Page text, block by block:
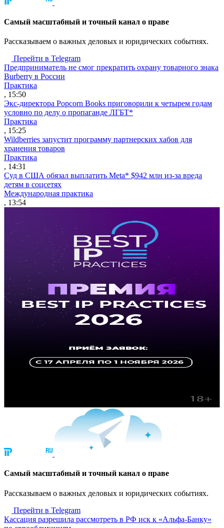
Cамый масштабный и точный канал о праве
Рассказываем о важных деловых и юридических событиях.
Перейти в Telegram
Предприниматель не смог прекратить охрану товарного знака
Burberry в России
Практика
, 15:50
Экс-директора Popcorn Books приговорили к четырем годам
условно по делу о пропаганде ЛГБТ*
Практика
, 15:25
Wildberries запустит программу партнерских хабов для
хранения товаров
Практика
, 14:31
Суд в США обязал выплатить Meta* $942 млн из-за вреда
детям в соцсетях
Международная практика
, 13:54
Cамый масштабный и точный канал о праве
Рассказываем о важных деловых и юридических событиях.
Перейти в Telegram
Кассация разрешила рассмотреть в РФ иск к «Альфа-Банку»